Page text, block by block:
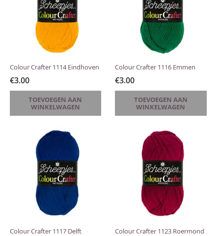
Colour Crafter 1114 Eindhoven
€3.00
TOEVOEGEN AAN
WINKELWAGEN
Colour Crafter 1116 Emmen
€3.00
TOEVOEGEN AAN
WINKELWAGEN
Colour Crafter 1117 Delft Colour Crafter 1123 Roermond